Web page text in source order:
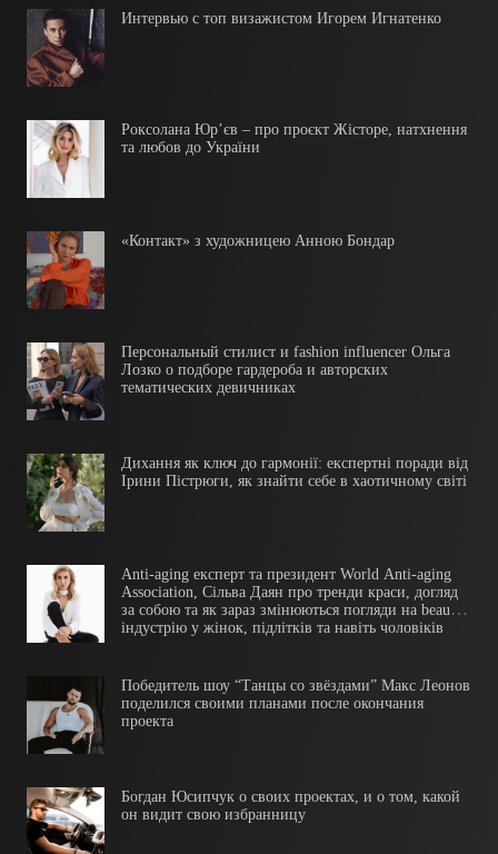
Интервью с топ визажистом Игорем Игнатенко
Роксолана Юр’єв – про проєкт Жісторе, натхнення
та любов до України
«Контакт» з художницею Анною Бондар
Персональный стилист и fashion influencer Ольга
Лозко о подборе гардероба и авторских
тематических девичниках
Дихання як ключ до гармонії: експертні поради від
Ірини Пістрюги, як знайти себе в хаотичному світі
Anti-aging експерт та президент World Anti-aging
Association, Сільва Даян про тренди краси, догляд
за собою та як зараз змінюються погляди на beauty
індустрію у жінок, підлітків та навіть чоловіків
Победитель шоу “Танцы со звёздами” Макс Леонов
поделился своими планами после окончания
проекта
Богдан Юсипчук о своих проектах, и о том, какой
он видит свою избранницу